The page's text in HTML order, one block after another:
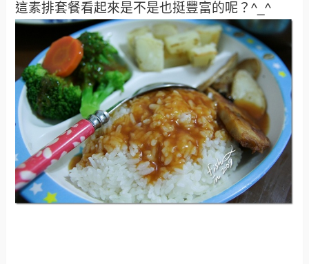
這素排套餐看起來是不是也挺豐富的呢？^_^